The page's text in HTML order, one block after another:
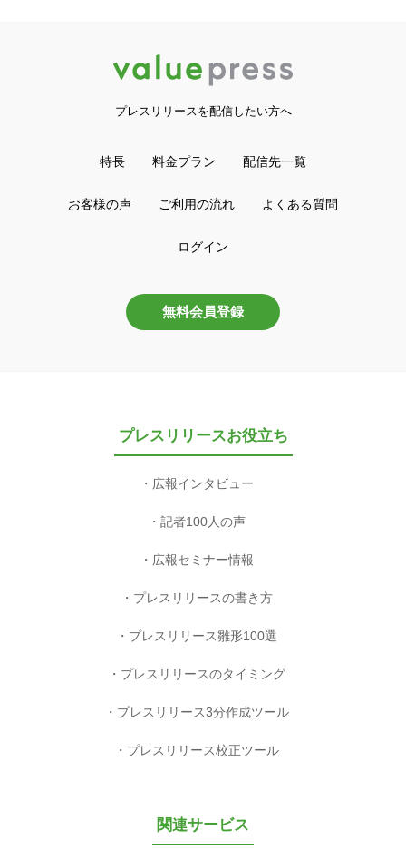
プレスリリースを配信したい方へ
特長 料金プラン 配信先一覧
お客様の声 ご利用の流れ よくある質問
ログイン
無料会員登録
プレスリリースお役立ち
広報インタビュー
記者100人の声
広報セミナー情報
プレスリリースの書き方
プレスリリース雛形100選
プレスリリースのタイミング
プレスリリース3分作成ツール
プレスリリース校正ツール
関連サービス